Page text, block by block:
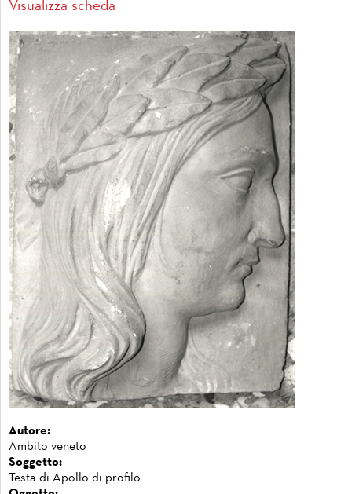
Visualizza scheda
Autore:
Ambito veneto
Soggetto:
Testa di Apollo di profilo